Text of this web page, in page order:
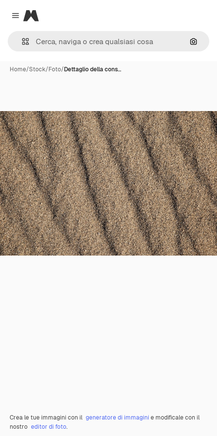
Close menu
Magnific
Cerca
Home/Stock/Foto/Dettaglio della cons…
Crea le tue immagini con il generatore di immagini e modificale con il
nostro editor di foto.